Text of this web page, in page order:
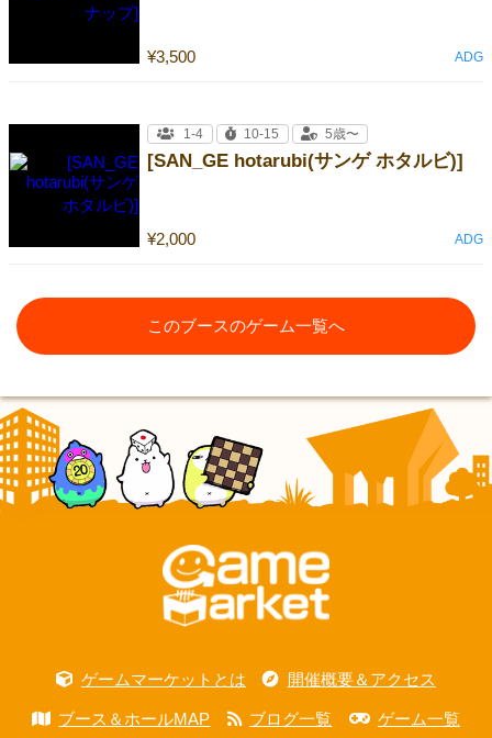
¥3,500 ADG
[SAN_GE hotarubi(サンゲ ホタルビ)]
¥2,000
1-4 10-15 5歳〜
ADG
このブースのゲーム一覧へ
ゲームマーケットとは 開催概要＆アクセス
ブース＆ホールMAP ブログ一覧 ゲーム一覧